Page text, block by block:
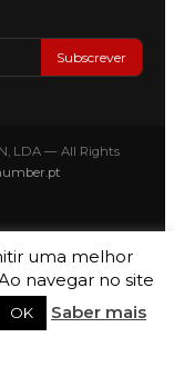
Subscrever
LDA — All Rights
uma melhor
navegar no site
OK Saber mais